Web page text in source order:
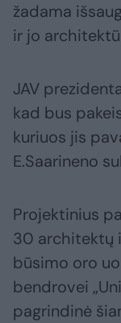
žadama
ir jo
JAV
kad bus
kuriuos jis
E.Saarineno
Projektinius
30 architektų
būsimo oro
bendrovei
pagrindinė